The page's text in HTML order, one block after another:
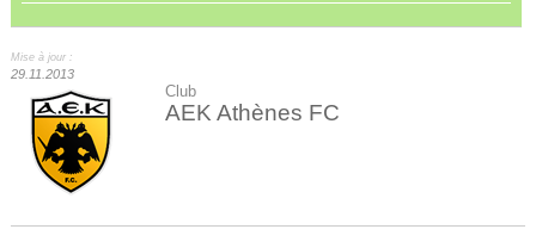
Mise à jour :
29.11.2013
Club
AEK Athènes FC